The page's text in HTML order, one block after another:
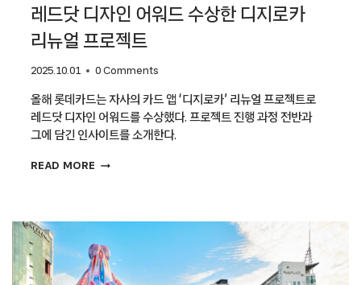
레드닷 디자인 어워드 수상한 디지로카
리뉴얼 프로젝트
2025.10.01 0 Comments
올해 롯데카드는 자사의 카드 앱 ‘디지로카’ 리뉴얼 프로젝트로
레드닷 디자인 어워드를 수상했다. 프로젝트 진행 과정 전반과
그에 담긴 인사이트를 소개한다.
READ MORE 레드닷
디지로카
프로젝트